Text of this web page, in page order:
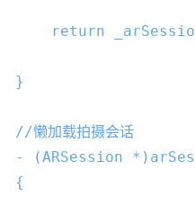
return
}
//懒加载拍摄会话
- (ARSession
{